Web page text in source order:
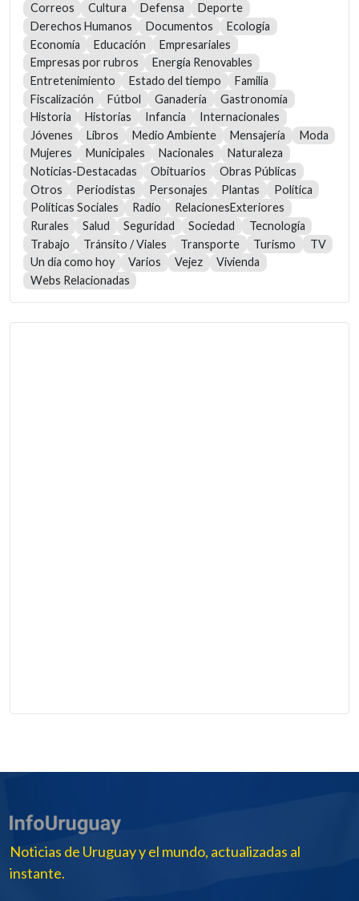
Correos
Cultura Defensa
Deporte
Derechos Humanos
Documentos
Ecología
Economía
Educación
Empresariales
Empresas por rubros
Energía Renovables
Entretenimiento
Estado del tiempo
Familia
Fiscalización
Fútbol Ganadería
Gastronomía
Historia
Historias Infancia
Internacionales
Jóvenes
Libros Medio Ambiente Mensajería
Moda
Mujeres
Municipales Nacionales
Naturaleza
Noticias-Destacadas
Obituarios
Obras Públicas
Otros
Periodistas Personajes Plantas
Política
Políticas Sociales
Radio
RelacionesExteriores
Rurales
Salud Seguridad Sociedad
Tecnología
Trabajo
Tránsito / Viales Transporte Turismo
TV
Un día como hoy
Varios Vejez
Vivienda
Webs Relacionadas
Noticias de Uruguay y el mundo, actualizadas al
instante.